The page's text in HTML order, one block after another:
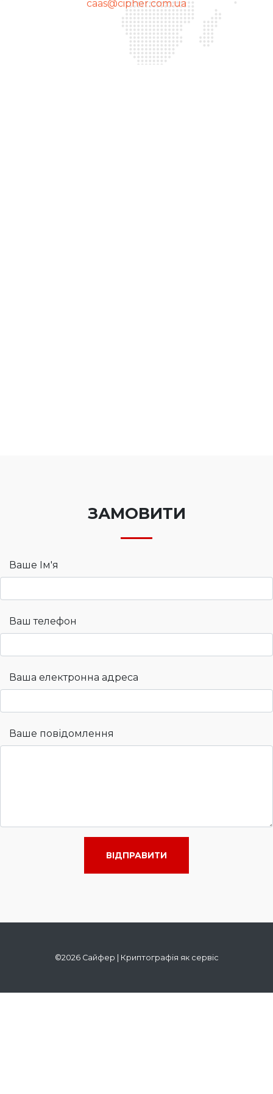
дивну поведінку програм або мережевих
платформи. Тепер ви можете бути впевнені, що
ваші документи підписані на найвищому рівні
безпеки та відповідно до всіх вимог.
Сайфер — це безпека, зручність та інновації!
caas@cipher.com.ua
ЗАМОВИТИ
Ваше Ім'я
Ваш телефон
Ваша електронна адреса
Ваше повідомлення
ВІДПРАВИТИ
©2026 Сайфер | Криптографія як сервіс